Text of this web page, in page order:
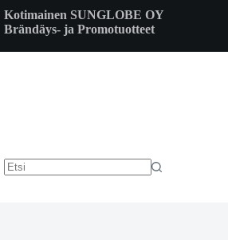
to
content
Kotimainen SUNGLOBE OY
Brändäys- ja Promotuotteet